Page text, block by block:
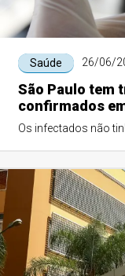
Saúde 26/06/
São Paulo tem
confirmados
Os infectados não